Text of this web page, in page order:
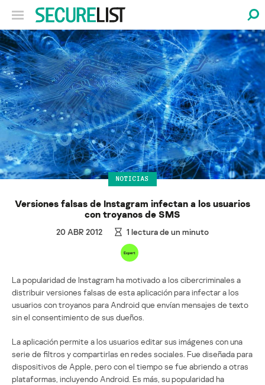
NOTICIAS
Versiones falsas de Instagram infectan a los usuarios
con troyanos de SMS
20 ABR 2012 1 lectura de un minuto
La popularidad de Instagram ha motivado a los cibercriminales a
distribuir versiones falsas de esta aplicación para infectar a los
usuarios con troyanos para Android que envían mensajes de texto
sin el consentimiento de sus dueños.
La aplicación permite a los usuarios editar sus imágenes con una
serie de filtros y compartirlas en redes sociales. Fue diseñada para
dispositivos de Apple, pero con el tiempo se fue abriendo a otras
plataformas, incluyendo Android. Es más, su popularidad ha